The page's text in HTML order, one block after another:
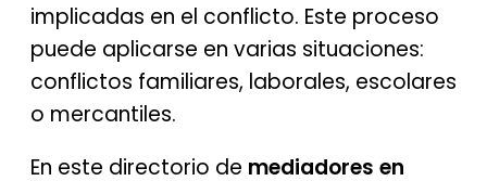
implicadas en el conflicto. Este proceso
puede aplicarse en varias situaciones:
conflictos familiares, laborales, escolares
o mercantiles.
En este directorio de mediadores en